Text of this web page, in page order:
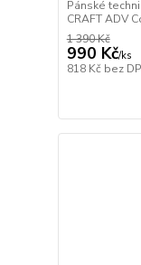
Pánské
CRAFT ADV
1 390 Kč
990 Kč/ks
818 Kč bez